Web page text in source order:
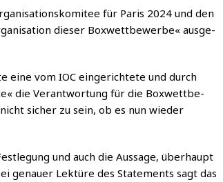
für Paris 2024 und den
die­ser Box­wett­be­wer­be« aus­ge­
eine vom IOC ein­ge­rich­te­te und durch
die Ver­ant­wor­tung für die Box­wett­be­
sicher zu sein, ob es nun wie­der
und auch die Aus­sa­ge, über­haupt
genau­er Lek­tü­re des State­ments sagt das